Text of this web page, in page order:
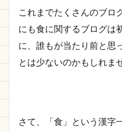
これまでたくさんのブロ
にも食に関するブログは
に、誰もが当たり前と思
とは少ないのかもしれま
さて、「食」という漢字